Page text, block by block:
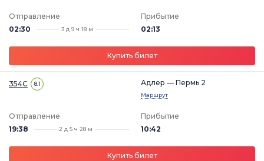
Отправление
02:30
3 д 9 ч 18 м
Прибытие
02:13
Купить билет
354С 8.1 Адлер — Пермь 2
Маршрут
Отправление
19:38
2 д 5 ч 28 м
Прибытие
10:42
Купить билет